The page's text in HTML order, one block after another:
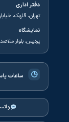
دفتر اداری
تهران، قلهک،
نمایشگاه
پردیس، بلوار
◷ ساعات